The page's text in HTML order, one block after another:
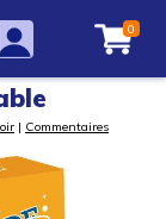
0
| Commentaires